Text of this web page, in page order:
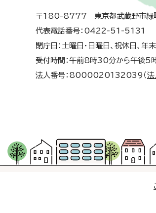
〒180-8777 東京都武蔵野市
代表電話番号：0422-51-5131
閉庁日：土曜日・日曜日、祝休日、
受付時間：午前8時30分から午後5
法人番号：8000020132039（ 法